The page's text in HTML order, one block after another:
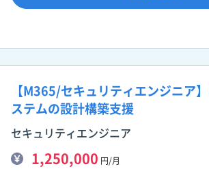
【M365/セキュリティエンジニア
ステムの設計構築支援
セキュリティエンジニア
1,250,000 円/月